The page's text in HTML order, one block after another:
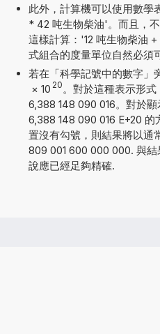
此外，計算機可以使用數學
* 42 吨生物柴油'。而且，
這樣計算：'12 吨生物柴油
式組合的度量單位自然必須
若在「科學記號中的數字」
× 10 20 。對於這種表示形
6,388 148 090 016。對於
6,388 148 090 016 E+20
置沒有勾號，則結果將以通
809 001 600 000 000. 與結
說應已經足夠精確.